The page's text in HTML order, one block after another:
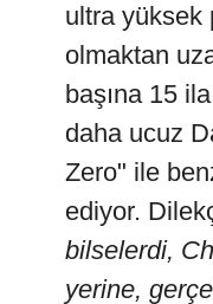
ultra yüksek
olmaktan
başına 15
daha ucuz
Zero" ile
ediyor.
bilselerdi,
yerine,